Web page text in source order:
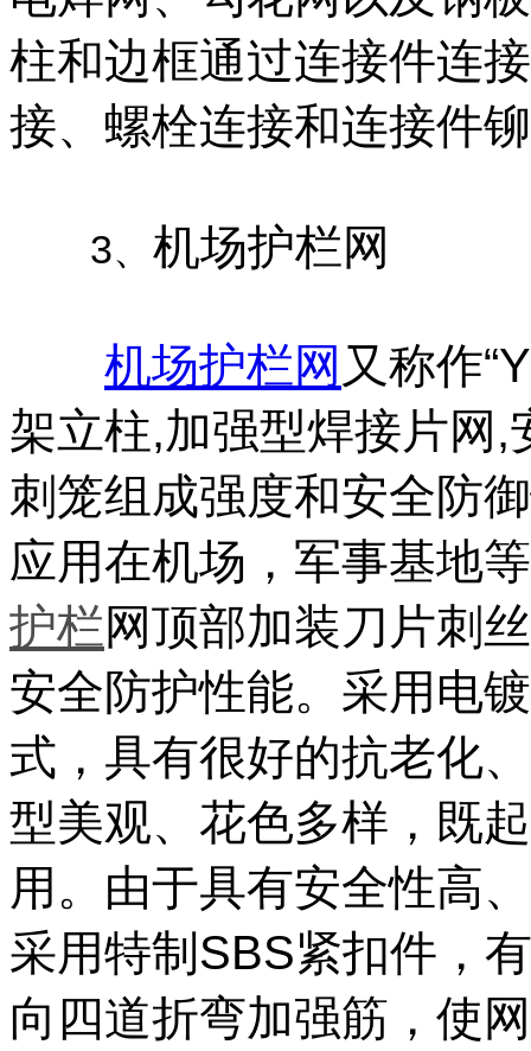
柱和边框通过连接件连
接、螺栓连接和连接件
3、 机场护栏网
机场护栏网 又称作
架立柱,加强型焊接片网
刺笼组成强度和安全防
应用在机场，军事基地
护栏网顶部加装刀片刺
安全防护性能。采用电
式，具有很好的抗老化
型美观、花色多样，既
用。由于具有安全性高
采用特制SBS紧扣件，
向四道折弯加强筋，使